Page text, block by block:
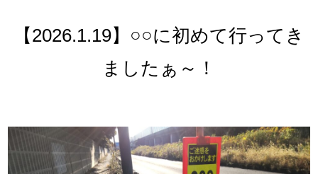
【2026.1.19】○○に初めて行ってき
ましたぁ～！